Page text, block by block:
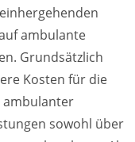
ambulante
Grundsätzlich
Kosten für die
ambulanter
sowohl über